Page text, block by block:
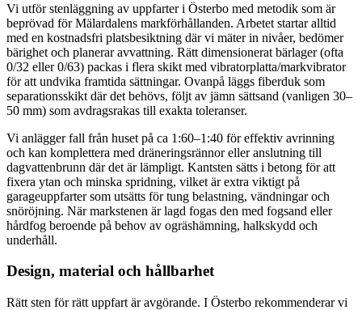
Vi utför stenläggning av uppfarter i Österbo med metodik som är
beprövad för Mälardalens markförhållanden. Arbetet startar alltid
med en kostnadsfri platsbesiktning där vi mäter in nivåer, bedömer
bärighet och planerar avvattning. Rätt dimensionerat bärlager (ofta
0/32 eller 0/63) packas i flera skikt med vibratorplatta/markvibrator
för att undvika framtida sättningar. Ovanpå läggs fiberduk som
separationsskikt där det behövs, följt av jämn sättsand (vanligen 30–
50 mm) som avdragsrakas till exakta toleranser.
Vi anlägger fall från huset på ca 1:60–1:40 för effektiv avrinning
och kan komplettera med dräneringsrännor eller anslutning till
dagvattenbrunn där det är lämpligt. Kantsten sätts i betong för att
fixera ytan och minska spridning, vilket är extra viktigt på
garageuppfarter som utsätts för tung belastning, vändningar och
snöröjning. När markstenen är lagd fogas den med fogsand eller
hårdfog beroende på behov av ogräshämning, halkskydd och
underhåll.
Design, material och hållbarhet
Rätt sten för rätt uppfart är avgörande. I Österbo rekommenderar vi